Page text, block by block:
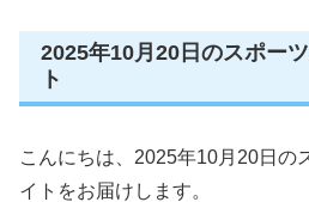
2025年10月20日のスポー
ト
こんにちは、2025年10月20日の
イトをお届けします。